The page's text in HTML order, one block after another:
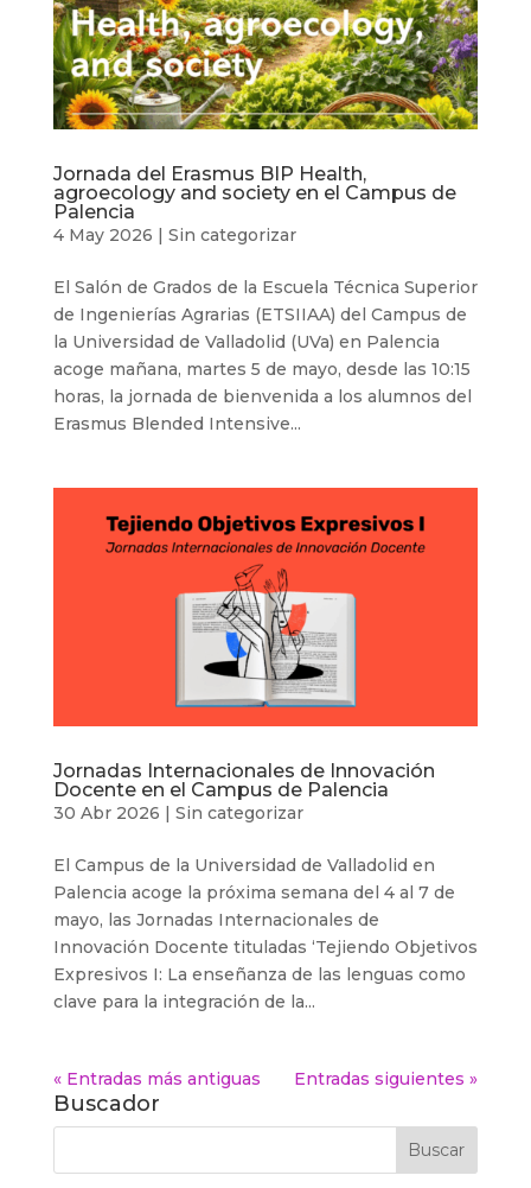
Jornada del Erasmus BIP Health,
agroecology and society en el Campus de
Palencia
4 May 2026 | Sin categorizar
El Salón de Grados de la Escuela Técnica Superior
de Ingenierías Agrarias (ETSIIAA) del Campus de
la Universidad de Valladolid (UVa) en Palencia
acoge mañana, martes 5 de mayo, desde las 10:15
horas, la jornada de bienvenida a los alumnos del
Erasmus Blended Intensive...
Jornadas Internacionales de Innovación
Docente en el Campus de Palencia
30 Abr 2026 Sin categorizar
El Campus de la Universidad de Valladolid en
Palencia acoge la próxima semana del 4 al 7 de
mayo, las Jornadas Internacionales de
Innovación Docente tituladas ‘Tejiendo Objetivos
Expresivos I: La enseñanza de las lenguas como
clave para la integración de la...
« Entradas más antiguas Entradas siguientes »
Buscador